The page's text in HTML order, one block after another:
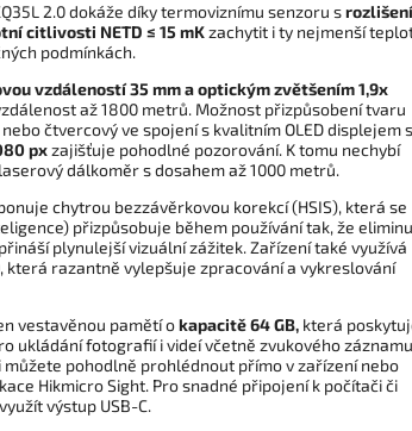
2.0 dokáže díky termoviznímu senzoru s
citlivosti NETD ≤ 15 mKzachytit i ty nejmenší
podmínkách.
vzdáleností 35 mm a optickým zvětšením 1,9x
až 1800 metrů. Možnost přizpůsobení tvaru
čtvercový ve spojení s kvalitním OLED displejem s
pxzajišťuje pohodlné pozorování. K tomu nechybí
dálkoměr s dosahem až 1000 metrů.
chytrou bezzávěrkovou korekcí (HSIS), která se
přizpůsobuje během používání tak, že
plynulejší vizuální zážitek. Zařízení také využívá
která razantně vylepšuje zpracování a vykreslování
vestavěnou pamětí okapacitě 64 GB, která
ukládání fotografií i videí včetně zvukového
můžete pohodlně prohlédnout přímo v zařízení nebo
Hikmicro Sight. Pro snadné připojení k počítači či
výstup USB-C.